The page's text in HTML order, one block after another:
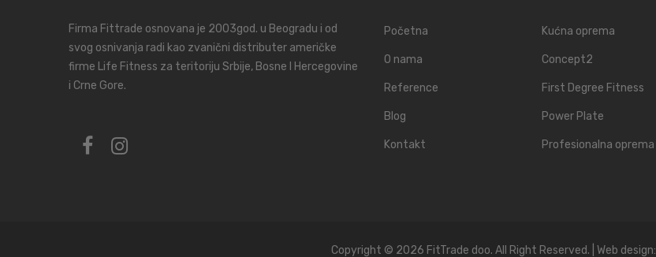
Firma Fittrade osnovana je 2003god. u Beogradu i od
svog osnivanja radi kao zvanični distributer američke
firme Life Fitness za teritoriju Srbije, Bosne I Hercegovine
i Crne Gore.
Početna
O nama
Reference
Blog
Kontakt
Kućna oprema
Concept2
First Degree Fitness
Power Plate
Profesionalna oprema
Copyright © 2026 FitTrade doo. All Right Reserved. | Web design: